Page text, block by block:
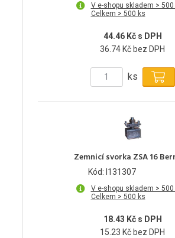
V e-shopu skladem > 500
Celkem > 500 ks
44.46 Kč s DPH
36.74 Kč bez DPH
ks
Zemnicí svorka ZSA 16
Kód: I131307
V e-shopu skladem > 500
Celkem > 500 ks
18.43 Kč s DPH
15.23 Kč bez DPH